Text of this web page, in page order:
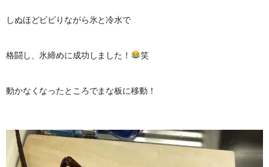
しぬほどビビりながら氷と冷水で
格闘し、氷締めに成功しました！ 笑
動かなくなったところでまな板に移動！